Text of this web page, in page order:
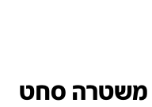
משטרה סחט